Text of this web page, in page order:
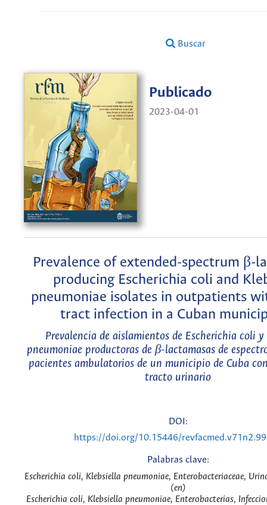
Buscar
Publicado
2023-04-01
Prevalence of extended-spectrum β-
producing Escherichia coli and
pneumoniae isolates in outpatients
tract infection in a Cuban
Prevalencia de aislamientos de Escherichia coli
pneumoniae productoras de β-lactamasas de
pacientes ambulatorios de un municipio de Cuba
tracto urinario
DOI:
https://doi.org/10.15446/
Palabras clave:
Escherichia coli, Klebsiella pneumoniae, Enterobacteriaceae,
(en)
Escherichia coli, Klebsiella pneumoniae, Enterobacterias,